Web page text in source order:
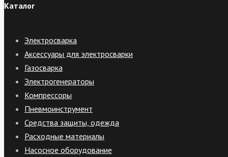
Каталог
Электросварка
Аксессуары для электросварки
Газосварка
Электрогенераторы
Компрессоры
Пневмоинструмент
Средства защиты, одежда
Расходные материалы
Насосное оборудование